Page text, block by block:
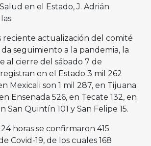
en el Estado, J. Adrián
reciente actualización del comité
seguimiento a la pandemia, la
al cierre del sábado 7 de
en el Estado 3 mil 262
Mexicali son 1 mil 287, en Tijuana
Ensenada 526, en Tecate 132, en
San Quintín 101 y San Felipe 15.
horas se confirmaron 415
Covid-19, de los cuales 168